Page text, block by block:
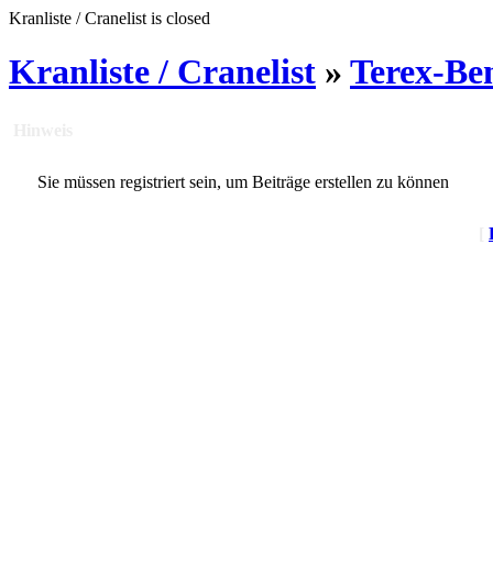
Kranliste / Cranelist is closed
Kranliste / Cranelist » Terex-
Sie müssen registriert sein, um Beiträge erstellen zu können